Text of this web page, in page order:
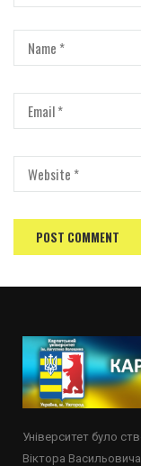
Університет було
Віктора